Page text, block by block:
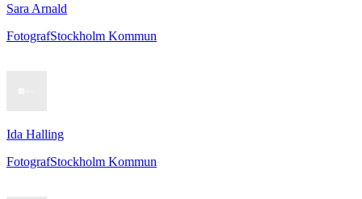
Sara Arnald
FotografStockholm Kommun
Ida Halling
FotografStockholm Kommun